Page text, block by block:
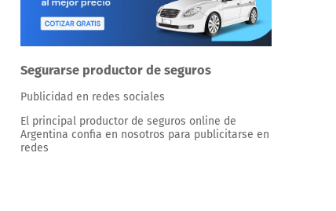
Segurarse productor de seguros
Publicidad en redes sociales
El principal productor de seguros online de
Argentina confia en nosotros para publicitarse en
redes